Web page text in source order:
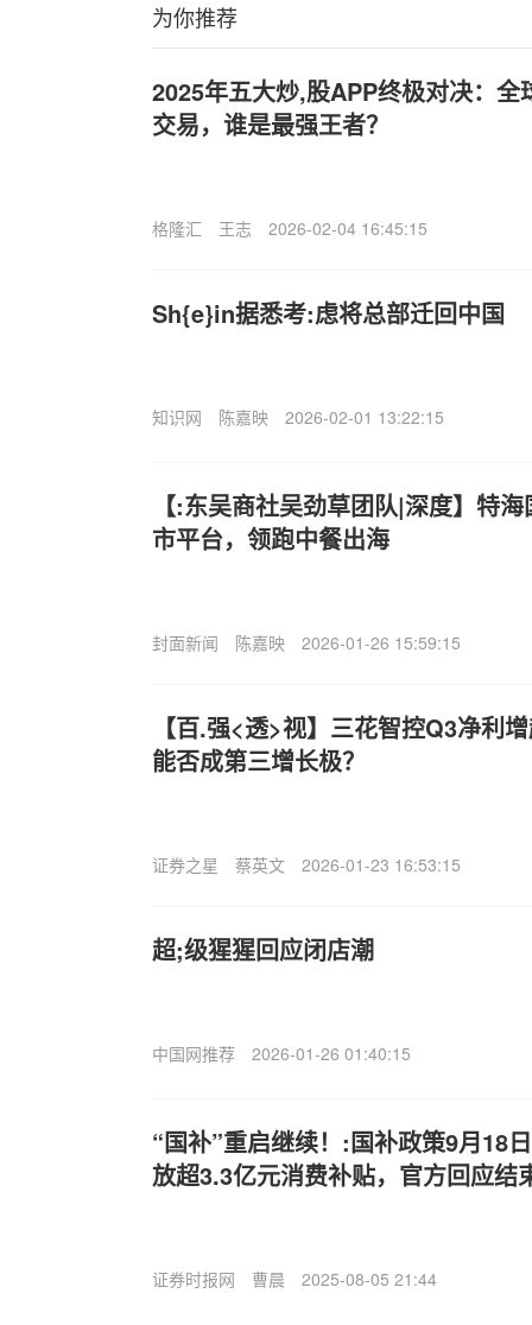
为你推荐
2025年五大炒,股APP终极对决：
交易，谁是最强王者？
格隆汇 王志 2026-02-04 16:45:15
Sh{e}in据悉考:虑将总部迁回中国
知识网 陈嘉映 2026-02-01 13:22:15
【:东吴商社吴劲草团队|深度】特
市平台，领跑中餐出海
封面新闻 陈嘉映 2026-01-26 15:59:15
【百.强<透>视】三花智控Q3净利
能否成第三增长极？
证券之星 蔡英文 2026-01-23 16:53:15
超;级猩猩回应闭店潮
中国网推荐 2026-01-26 01:40:15
“国补”重启继续！:国补政策9月18
放超3.3亿元消费补贴，官方回应结
证券时报网 曹晨 2025-08-05 21:44